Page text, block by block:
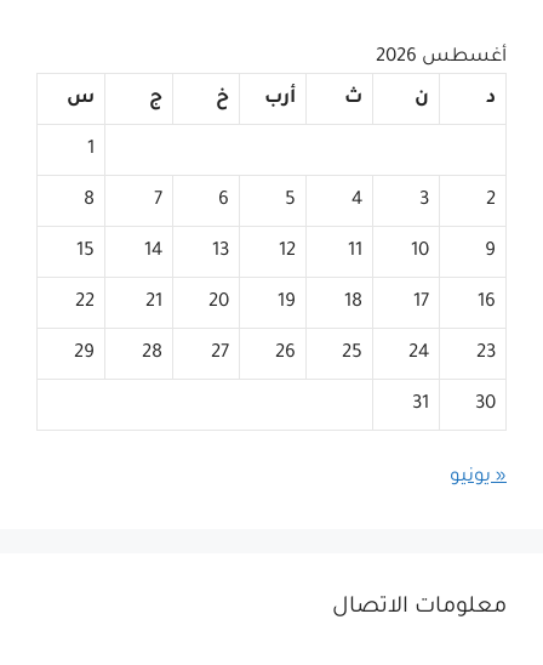
أغسطس 2026
د
ن ث أرب خ ج س
1
2
3
4
5
6
7
8
9
10
11
12
13
14
15
16
17
18
19
20
21
22
23
24
25
26
27
28
29
30
31
« يونيو
معلومات الاتصال